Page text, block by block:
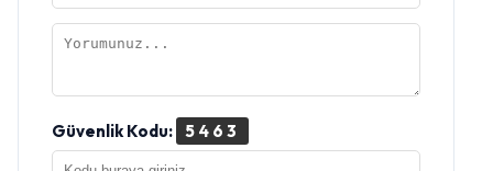
Güvenlik Kodu: 5463